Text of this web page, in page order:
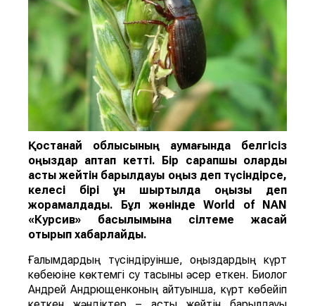
Қостанай облысының аумағында белгісіз
қоңыздар қаптап кетті. Бір сарапшы оларды
астық жейтін барылдауық қоңыздеп түсіндірсе,
келесі біріұн шыртылдақ қоңызы деп
жорамалдады.
Бұл жөнінде World of NAN
«Курсив» басылымына сілтеме жасай
отырып хабарлайды.
Ғалымдардың түсіндіруінше, қоңыздардың күрт
көбеюіне көктемгі су тасқыны әсер еткен. Биолог
Андрей Андрющенконың айтуынша, күрт көбейіп